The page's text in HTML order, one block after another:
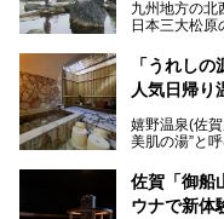
時間がゆっく
も人気の日帰
泉質はもち
りたい場所
九州地方の北
日本三大松原
魅力です。
なことでも
佐賀県にはま
と言われるほ
ーパー銭湯を
「うれし
人気日帰り
嬉野温泉(佐
美肌の湯”と
中でも「うれ
い日帰り入浴
しまれていま
佐賀「御船
ウナで新体